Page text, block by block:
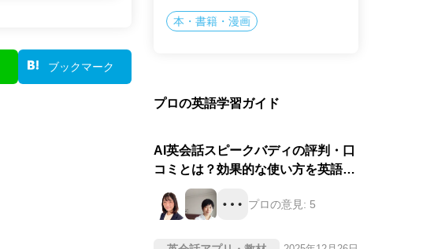
ブックマーク
本・書籍・漫画
プロの英語学習ガイド
AI英会話スピークバディの評判・口
コミとは？効果的な使い方を英語の
プロが徹底評価！
プロの意見: 5